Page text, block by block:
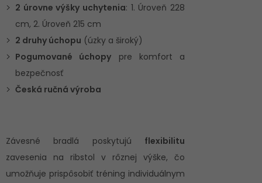
2 úrovne výšky uchytenia: 1. Úroveň 228
cm, 2. Úroveň 215 cm
2 druhy úchopu (úzky a široký)
Pogumované úchopy pre komfort a
bezpečnosť
Česká ručná výroba
Závesné bradlá poskytujú flexibilitu
zavesenia na ribstol v rôznej výške, čo
umožňuje prispôsobiť tréning individuálnym